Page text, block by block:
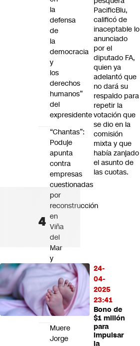
PacificBlu,
calificó de
inaceptable lo
anunciado
por el
diputado FA,
quien ya
adelantó que
no dará su
respaldo para
repetir la
votación que
se dio en la
comisión
mixta y que
había zanjado
el asunto de
las cuotas.
24-
04-
2025
23:41
Bono de
$1 millón
para
impulsar
la
la
defensa
de
la
democracia
y
los
derechos
humanos”
del
expresidente
“Chantas”:
Poduje
apunta
contra
empresas
cuestionadas
por
reconstrucción
en
Viña
del
Mar
y
califica
su
trabajo
de
"vergüenza"
Muere
Jorge